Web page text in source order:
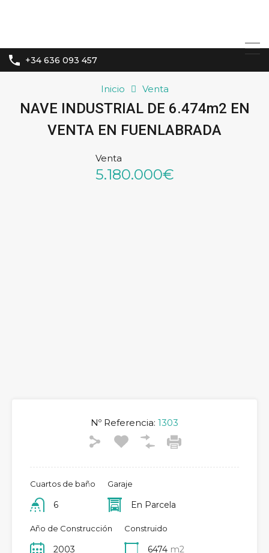
+34 636 093 457
Inicio Venta
NAVE INDUSTRIAL DE 6.474m2 EN
VENTA EN FUENLABRADA
Venta
5.180.000€
Nº Referencia: 1303
Cuartos de baño
6
Garaje
En Parcela
Año de Construcción
2003
Construido
6474 m2